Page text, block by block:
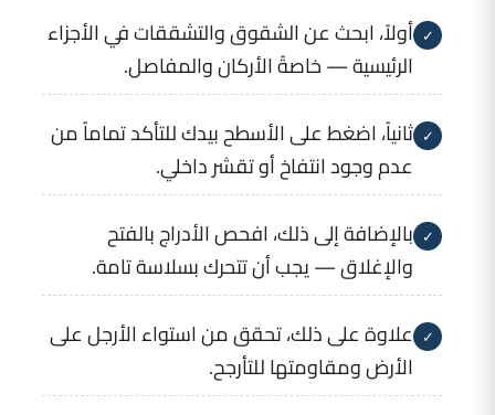
✓ أولاً، ابحث عن الشقوق والتشققات في الأجزاء
الرئيسية — خاصةً الأركان والمفاصل.
✓ ثانياً، اضغط على الأسطح بيدك للتأكد تماماً من
عدم وجود انتفاخ أو تقشر داخلي.
✓ بالإضافة إلى ذلك، افحص الأدراج بالفتح
والإغلاق — يجب أن تتحرك بسلاسة تامة.
✓ علاوة على ذلك، تحقق من استواء الأرجل على
الأرض ومقاومتها للتأرجح.